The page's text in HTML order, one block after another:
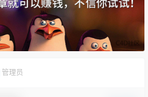
管理员